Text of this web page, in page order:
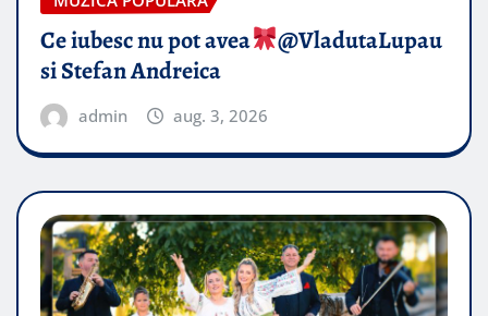
Ce iubesc nu pot avea
​@VladutaLupau
si Stefan Andreica
admin aug. 3, 2026